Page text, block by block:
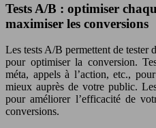
Tests A/B : optimiser
maximiser les conversions
Les tests A/B permettent de tester
pour optimiser la conversion.
méta, appels à l’action, etc.,
mieux auprès de votre public.
pour améliorer l’efficacité de
conversions.